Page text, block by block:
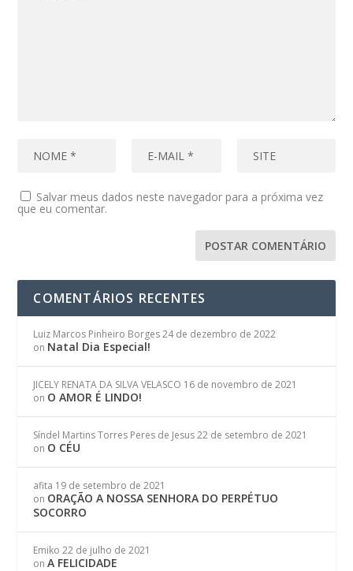
Salvar meus dados neste navegador para a próxima vez
que eu comentar.
COMENTÁRIOS RECENTES
Luiz Marcos Pinheiro Borges 24 de dezembro de 2022
on Natal Dia Especial!
JICELY RENATA DA SILVA VELASCO 16 de novembro de 2021
on O AMOR É LINDO!
Síndel Martins Torres Peres de Jesus 22 de setembro de 2021
on O CÉU
afita 19 de setembro de 2021
on ORAÇÃO A NOSSA SENHORA DO PERPÉTUO
SOCORRO
Emiko 22 de julho de 2021
onA FELICIDADE